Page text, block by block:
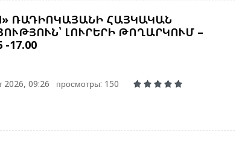
ՌԱԴԻՈԿԱՅԱՆԻ ՀԱՅԿԱԿԱՆ
ԼՈՒՐԵՐԻ ԹՈՂԱՐԿՈՒՄ –
-17.00
2026, 09:26
просмотры: 150